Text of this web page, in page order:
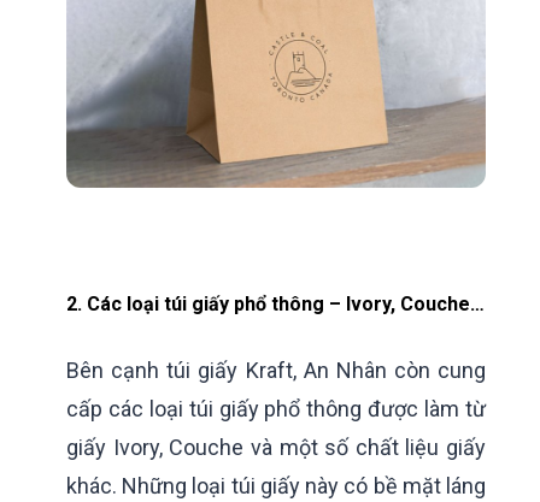
2. Các loại túi giấy phổ thông – Ivory, Couche…
Bên cạnh túi giấy Kraft, An Nhân còn cung
cấp các loại túi giấy phổ thông được làm từ
giấy Ivory, Couche và một số chất liệu giấy
khác. Những loại túi giấy này có bề mặt láng